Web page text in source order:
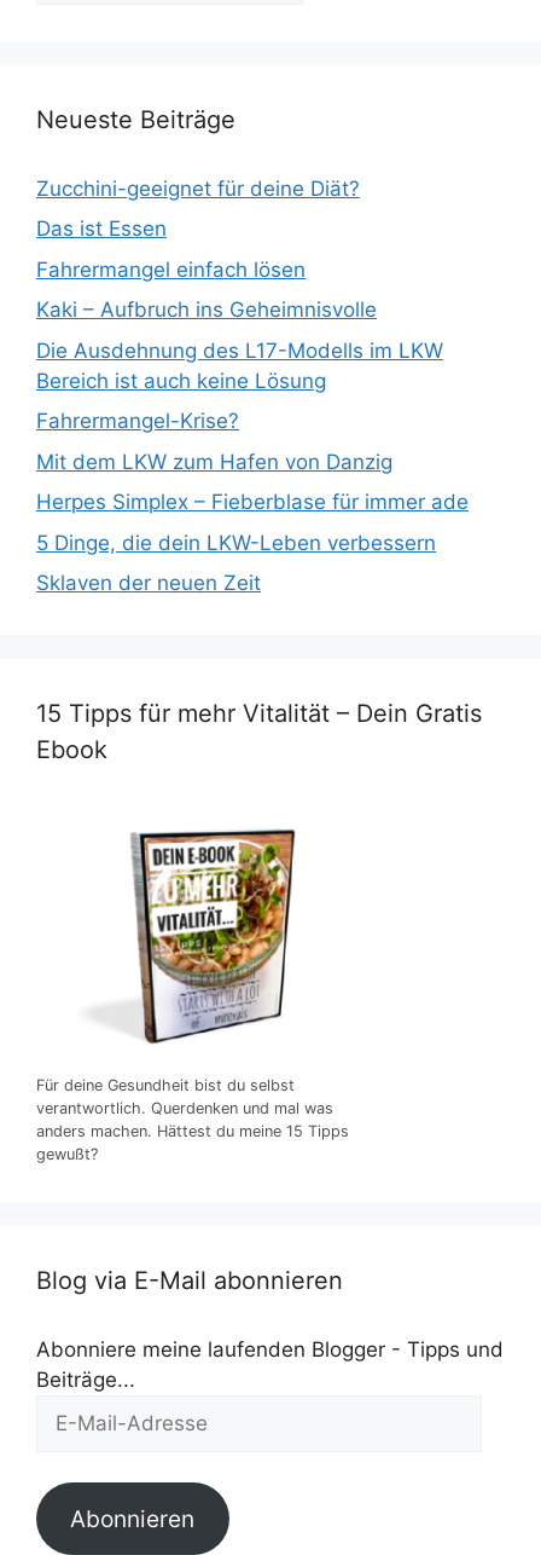
Neueste Beiträge
Zucchini-geeignet für deine Diät?
Das ist Essen
Fahrermangel einfach lösen
Kaki – Aufbruch ins Geheimnisvolle
Die Ausdehnung des L17-Modells im LKW
Bereich ist auch keine Lösung
Fahrermangel-Krise?
Mit dem LKW zum Hafen von Danzig
Herpes Simplex – Fieberblase für immer ade
5 Dinge, die dein LKW-Leben verbessern
Sklaven der neuen Zeit
15 Tipps für mehr Vitalität – Dein Gratis
Ebook
Für deine Gesundheit bist du selbst
verantwortlich. Querdenken und mal was
anders machen. Hättest du meine 15 Tipps
gewußt?
Blog via E-Mail abonnieren
Abonniere meine laufenden Blogger - Tipps und
Beiträge...
Mail-
Abonnieren